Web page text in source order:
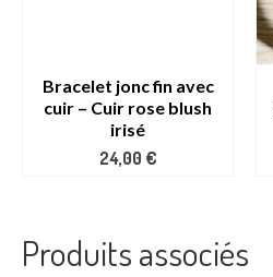
Bracelet jonc fin avec
cuir – Cuir rose blush
irisé
24,00 €
Produits associés